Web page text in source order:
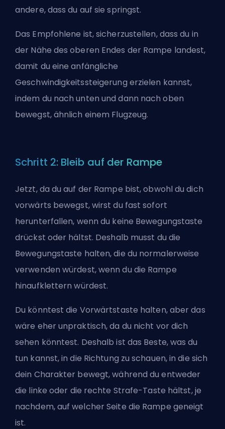
andere, dass du auf sie springst.
Das Empfohlene ist, sicherzustellen, dass du in
der Nähe des oberen Endes der Rampe landest,
damit du eine anfängliche
Geschwindigkeitssteigerung erzielen kannst,
indem du nach unten und dann nach oben
bewegst, ähnlich einem Flugzeug.
Schritt 2: Bleib auf der Rampe
Jetzt, da du auf der Rampe bist, obwohl du dich
vorwärts bewegst, wirst du fast sofort
herunterfallen, wenn du keine Bewegungstaste
drückst oder hältst. Deshalb musst du die
Bewegungstaste halten, die du normalerweise
verwenden würdest, wenn du die Rampe
hinaufklettern würdest.
Du könntest die Vorwärtstaste halten, aber das
wäre eher unpraktisch, da du nicht vor dich
sehen könntest. Deshalb ist das Beste, was du
tun kannst, in die Richtung zu schauen, in die sich
dein Charakter bewegt, während du entweder
die linke oder die rechte Strafe-Taste hältst, je
nachdem, auf welcher Seite die Rampe geneigt
ist.